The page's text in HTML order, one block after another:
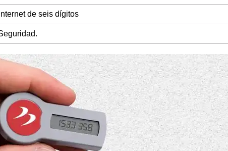
de seis dígitos